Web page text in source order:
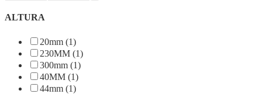
ALTURA
20mm (1)
230MM (1)
300mm (1)
40MM (1)
44mm (1)